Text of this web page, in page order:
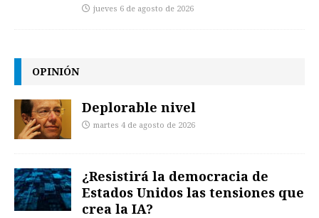
jueves 6 de agosto de 2026
OPINIÓN
Deplorable nivel
martes 4 de agosto de 2026
¿Resistirá la democracia de
Estados Unidos las tensiones que
crea la IA?